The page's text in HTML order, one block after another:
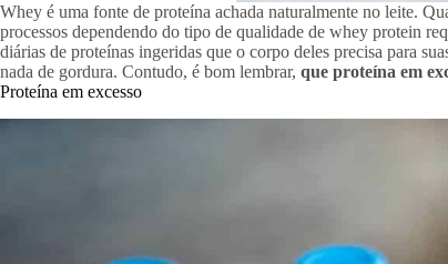
Whey é uma fonte de proteína achada naturalmente no leite.
processos dependendo do tipo de qualidade de whey protein
diárias de proteínas ingeridas que o corpo deles precisa para
nada de gordura. Contudo, é bom lembrar, que proteína em
Proteína em excesso